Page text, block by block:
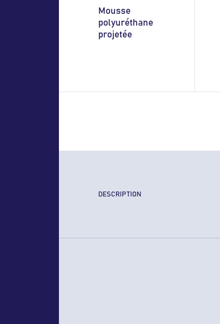
Mousse
polyuréthane
projetée
DESCRIPTION